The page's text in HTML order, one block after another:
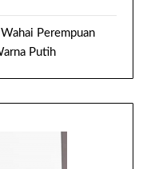
Wahai Perempuan
Putih